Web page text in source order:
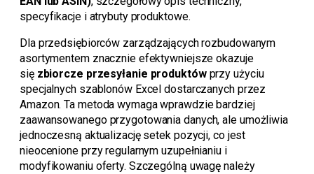
specyfikacje i atrybuty produktowe.
Dla przedsiębiorców zarządzających rozbudowanym
asortymentem znacznie efektywniejsze okazuje
się zbiorcze przesyłanie produktówprzy użyciu
specjalnych szablonów Excel dostarczanych przez
Amazon. Ta metoda wymaga wprawdzie bardziej
zaawansowanego przygotowania danych, ale umożliwia
jednoczesną aktualizację setek pozycji, co jest
nieocenione przy regularnym uzupełnianiu i
modyfikowaniu oferty. Szczególną uwagę należy